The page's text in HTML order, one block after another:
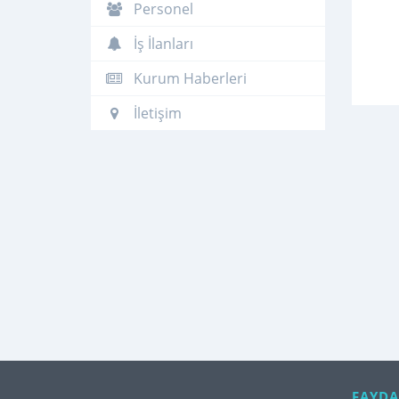
Personel
İş İlanları
Kurum Haberleri
İletişim